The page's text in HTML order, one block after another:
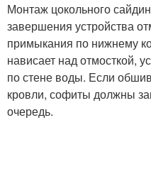
Монтаж цокольного
завершения устройства
примыкания по нижнему
нависает над отмосткой,
по стене воды. Если
кровли, софиты должны
очередь.